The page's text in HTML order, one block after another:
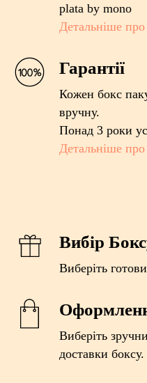
plata by mono
Детальніше
Гарантії
Кожен бокс
вручну.
Понад 3 роки
Детальніше про
Вибір
Виберіть
Виберіть
доставки боксу.